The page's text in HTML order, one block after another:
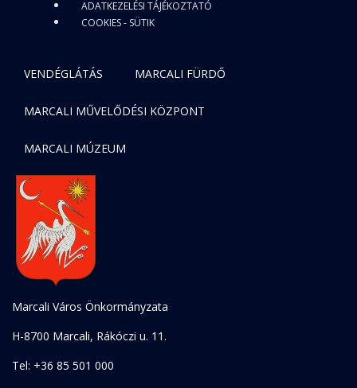
ADATKEZELÉSI TÁJÉKOZTATÓ
COOKIES - SÜTIK
VENDÉGLÁTÁS MARCALI FÜRDŐ
MARCALI MŰVELŐDÉSI KÖZPONT
MARCALI MÚZEUM
Marcali Város Önkormányzata
H-8700 Marcali, Rákóczi u. 11.
Tel: +36 85 501 000